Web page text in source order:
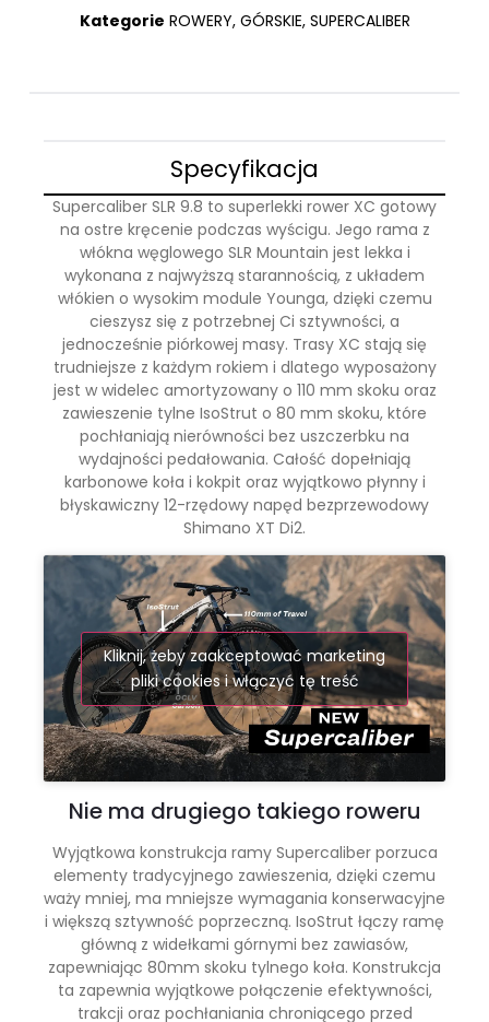
Kategorie ROWERY, GÓRSKIE, SUPERCALIBER
Specyfikacja
Supercaliber SLR 9.8 to superlekki rower XC gotowy
na ostre kręcenie podczas wyścigu. Jego rama z
włókna węglowego SLR Mountain jest lekka i
wykonana z najwyższą starannością, z układem
włókien o wysokim module Younga, dzięki czemu
cieszysz się z potrzebnej Ci sztywności, a
jednocześnie piórkowej masy. Trasy XC stają się
trudniejsze z każdym rokiem i dlatego wyposażony
jest w widelec amortyzowany o 110 mm skoku oraz
zawieszenie tylne IsoStrut o 80 mm skoku, które
pochłaniają nierówności bez uszczerbku na
wydajności pedałowania. Całość dopełniają
karbonowe koła i kokpit oraz wyjątkowo płynny i
błyskawiczny 12-rzędowy napęd bezprzewodowy
Shimano XT Di2.
Kliknij, żeby zaakceptować marketing
pliki cookies i włączyć tę treść
Nie ma drugiego takiego roweru
Wyjątkowa konstrukcja ramy Supercaliber porzuca
elementy tradycyjnego zawieszenia, dzięki czemu
waży mniej, ma mniejsze wymagania konserwacyjne
i większą sztywność poprzeczną. IsoStrut łączy ramę
główną z widełkami górnymi bez zawiasów,
zapewniając 80mm skoku tylnego koła. Konstrukcja
ta zapewnia wyjątkowe połączenie efektywności,
trakcji oraz pochłaniania chroniącego przed